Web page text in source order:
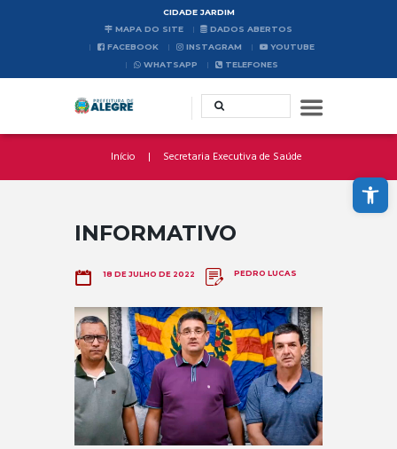
Abrir a barra de ferramentas
CIDADE JARDIM
MAPA DO SITE
DADOS ABERTOS
FACEBOOK
INSTAGRAM
YOUTUBE
WHATSAPP
TELEFONES
Início Secretaria Executiva de Saúde
INFORMATIVO
18 DE JULHO DE 2022 PEDRO LUCAS